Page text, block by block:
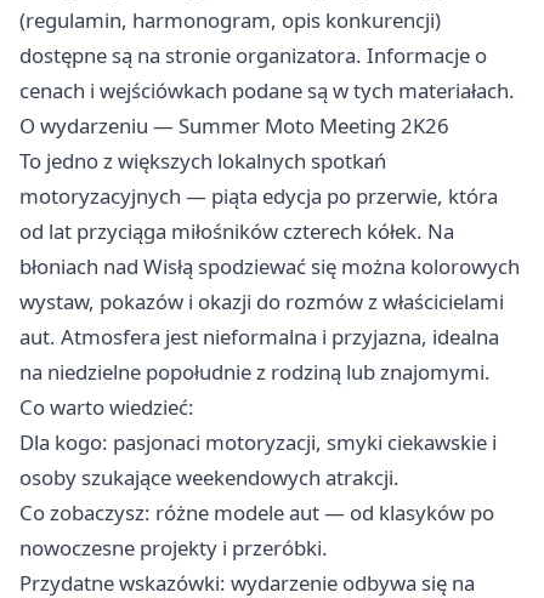
(regulamin, harmonogram, opis konkurencji)
dostępne są na stronie organizatora. Informacje o
cenach i wejściówkach podane są w tych materiałach.
O wydarzeniu — Summer Moto Meeting 2K26
To jedno z większych lokalnych spotkań
motoryzacyjnych — piąta edycja po przerwie, która
od lat przyciąga miłośników czterech kółek. Na
błoniach nad Wisłą spodziewać się można kolorowych
wystaw, pokazów i okazji do rozmów z właścicielami
aut. Atmosfera jest nieformalna i przyjazna, idealna
na niedzielne popołudnie z rodziną lub znajomymi.
Co warto wiedzieć:
Dla kogo: pasjonaci motoryzacji, smyki ciekawskie i
osoby szukające weekendowych atrakcji.
Co zobaczysz: różne modele aut — od klasyków po
nowoczesne projekty i przeróbki.
Przydatne wskazówki: wydarzenie odbywa się na